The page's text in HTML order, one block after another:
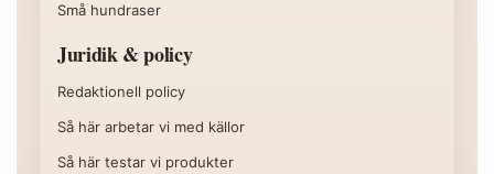
Små hundraser
Juridik & policy
Redaktionell policy
Så här arbetar vi med källor
Så här testar vi produkter